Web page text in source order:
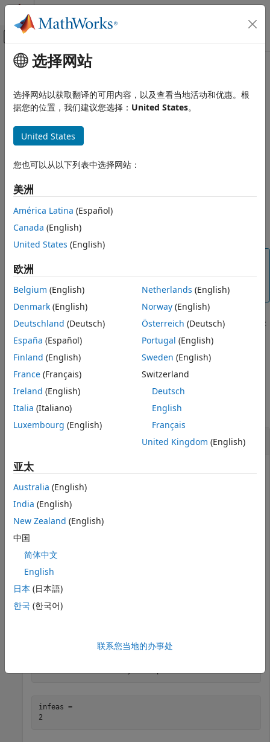
跳到内容
画布外导航菜单切换
文档主页
Optimization Toolbox
基于问题的优化和方程快速入门
Optimization Toolbox
基于问题的非线性优化
Optimization Toolbox
线性规划和混合整数线性规划
infeasibility
本页内容
描述
示例
输入参量
输出参量
版本历史记录
主要内容
本页采用了机器翻译。点击此处可查看最新英文版本。
infeasibility
一个点处的约束违反值
语法
infeas = infeasibility(constr,pt)
说明
使用infeasibility
有关完整的工作流，请参阅基于问题的优化工作流或基于问
题的方程求解工作流
infeas = infeasibility( constr,pt)返回约束constr
处
的违反度量。
示例
示例
全部折叠
检查一个点是否满足约束。
设置优化变量和两个约束。
y = optimvar(
cons2 = x + y/4 <= 1;
检查点 x = 0
infeas =
选择网站
选择网站以获取翻译的可用内容，以及查看当地活动和优惠。根
据您的位置，我们建议您选择： United States。
United States
您也可以从以下列表中选择网站：
美洲
América Latina (Español)
Canada (English)
United States (English)
欧洲
Belgium (English)
Denmark (English)
Deutschland (Deutsch)
España (Español)
Finland (English)
France (Français)
Ireland (English)
Italia (Italiano)
Luxembourg (English)
Netherlands (English)
Norway(English)
Österreich (Deutsch)
Portugal (English)
Sweden (English)
Switzerland
Deutsch
English
Français
United Kingdom (English)
亚太
Australia (English)
India (English)
New Zealand (English)
中国
简体中文
English
日本 (日本語)
한국 (한국어)
联系您当地的办事处